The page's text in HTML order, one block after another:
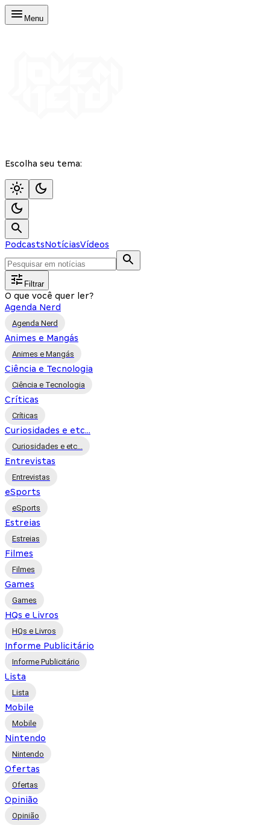
Menu
Escolha seu tema:
PodcastsNotíciasVídeos
Filtrar
O que você quer ler?
Agenda Nerd
Agenda Nerd
Animes e Mangás
Animes e Mangás
Ciência e Tecnologia
Ciência e Tecnologia
Críticas
Críticas
Curiosidades e etc...
Curiosidades e etc...
Entrevistas
Entrevistas
eSports
eSports
Estreias
Estreias
Filmes
Filmes
Games
Games
HQs e Livros
HQs e Livros
Informe Publicitário
Informe Publicitário
Lista
Lista
Mobile
Mobile
Nintendo
Nintendo
Ofertas
Ofertas
Opinião
Opinião